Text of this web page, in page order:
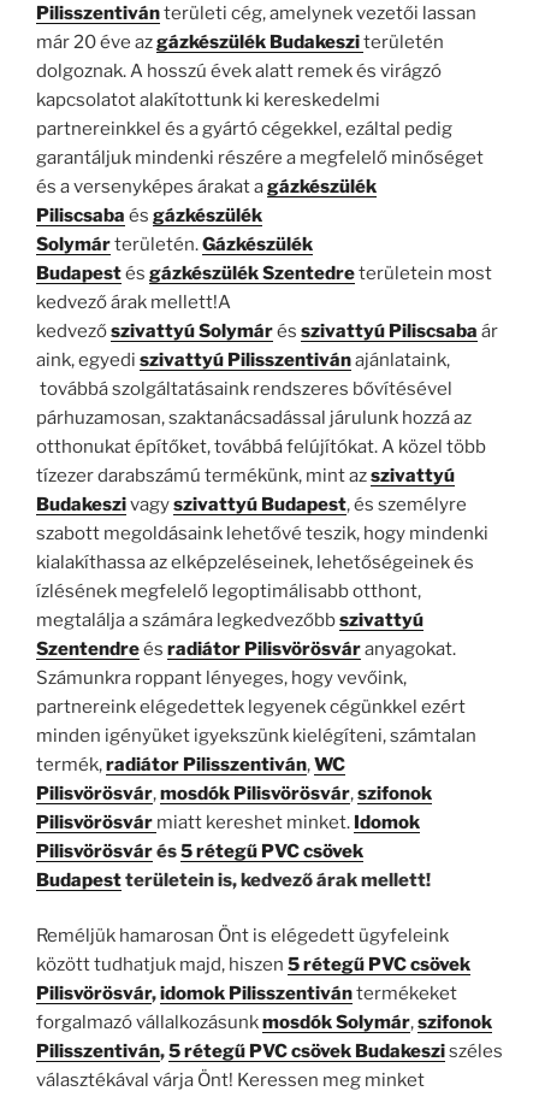
Pilisszentivánterületi cég, amelynek vezetői lassan
már 20 éve azgázkészülék Budakesziterületén
dolgoznak. A hosszú évek alatt remek és virágzó
kapcsolatot alakítottunk ki kereskedelmi
partnereinkkel és a gyártó cégekkel, ezáltal pedig
garantáljuk mindenki részére a megfelelő minőséget
és a versenyképes árakat agázkészülék
Piliscsaba és gázkészülék
Solymárterületén.Gázkészülék
Budapestés gázkészülék Szentedreterületein most
kedvező árak mellett!A
kedvezőszivattyú Solymárés szivattyú Piliscsaba ár
aink, egyedi szivattyú Pilisszentivánajánlataink,
továbbá szolgáltatásaink rendszeres bővítésével
párhuzamosan, szaktanácsadással járulunk hozzá az
otthonukat építőket, továbbá felújítókat. A közel több
tízezer darabszámú termékünk, mint azszivattyú
Budakeszivagyszivattyú Budapest, és személyre
szabott megoldásaink lehetővé teszik, hogy mindenki
kialakíthassa az elképzeléseinek, lehetőségeinek és
ízlésének megfelelő legoptimálisabb otthont,
megtalálja a számára legkedvezőbbszivattyú
Szentendreés radiátor Pilisvörösváranyagokat.
Számunkra roppant lényeges, hogy vevőink,
partnereink elégedettek legyenek cégünkkel ezért
minden igényüket igyekszünk kielégíteni, számtalan
termék,radiátor Pilisszentiván,WC
Pilisvörösvár,mosdók Pilisvörösvár,szifonok
Pilisvörösvár miatt kereshet minket. Idomok
Pilisvörösvárés5 rétegű PVC csövek
Budapestterületein is, kedvező árak mellett!
Reméljük hamarosan Önt is elégedett ügyfeleink
között tudhatjuk majd, hiszen 5 rétegű PVC csövek
Pilisvörösvár,idomok Pilisszentivántermékeket
forgalmazó vállalkozásunkmosdók Solymár,szifonok
Pilisszentiván,5 rétegű PVC csövek Budakesziszéles
választékával várja Önt! Keressen meg minket